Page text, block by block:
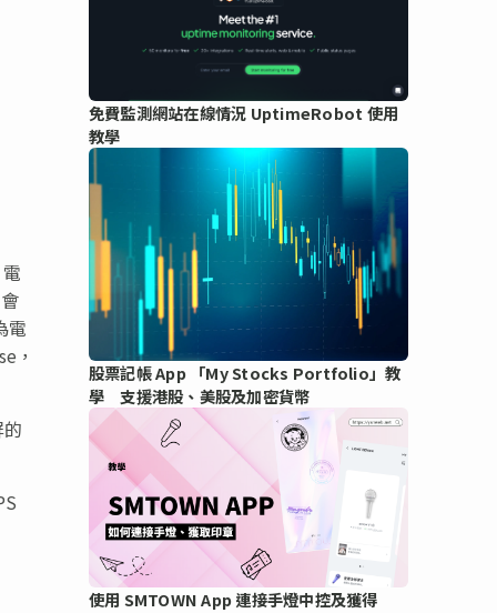
電
，
免費監測網站在線情況 UptimeRobot 使用
教學
股票記帳 App 「My Stocks Portfolio」教
學 支援港股、美股及加密貨幣
使用 SMTOWN App 連接手燈中控及獲得